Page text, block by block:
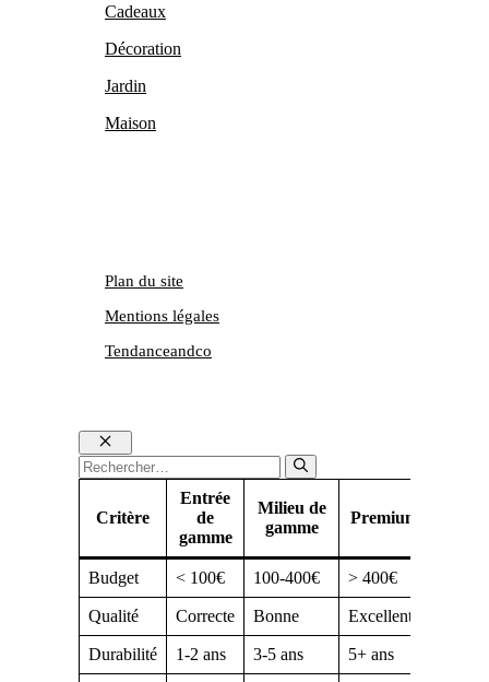
Cadeaux
Décoration
Jardin
Maison
Tendanceandco
Plan du site
Mentions légales
Fermer
Rechercher :
Critère
Entrée
de
gamme
Milieu de
gamme
Premium
Budget < 100€ 100-400€ > 400€
Qualité Correcte Bonne Excellente
Durabilité 1-2 ans 3-5 ans 5+ ans